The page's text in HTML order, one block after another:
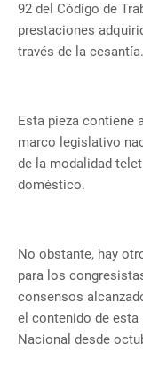
92 del Código de
prestaciones
través de la cesantía.
Esta pieza contiene
marco legislativo
de la modalidad
doméstico.
No obstante, hay
para los
consensos
el contenido de esta
Nacional desde